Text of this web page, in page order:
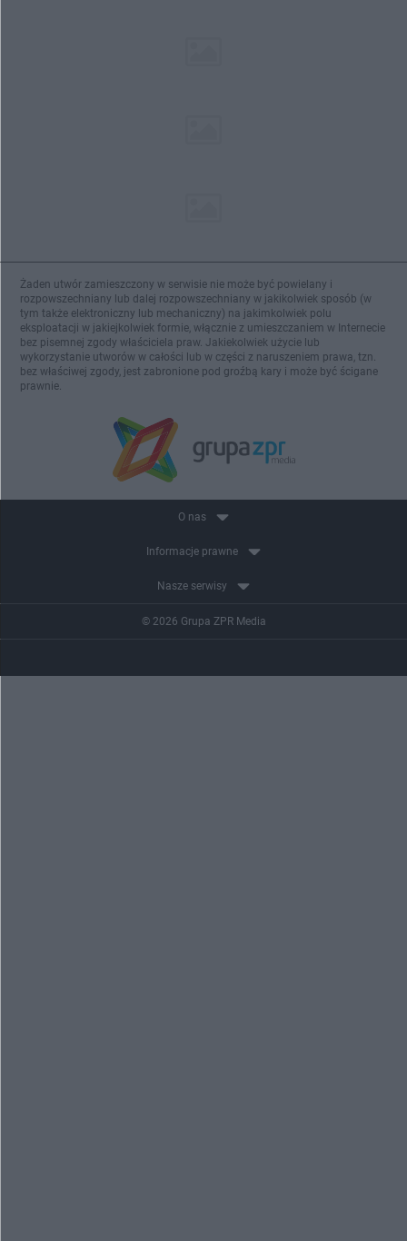
Żaden utwór zamieszczony w serwisie nie może być powielany i
rozpowszechniany lub dalej rozpowszechniany w jakikolwiek sposób (w
tym także elektroniczny lub mechaniczny) na jakimkolwiek polu
eksploatacji w jakiejkolwiek formie, włącznie z umieszczaniem w Internecie
bez pisemnej zgody właściciela praw. Jakiekolwiek użycie lub
wykorzystanie utworów w całości lub w części z naruszeniem prawa, tzn.
bez właściwej zgody, jest zabronione pod groźbą kary i może być ścigane
prawnie.
O nas
Informacje prawne
Nasze serwisy
© 2026 Grupa ZPR Media